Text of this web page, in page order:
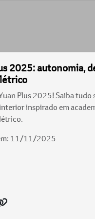
2025: autonomia,
Plus 2025! Saiba
inspirado em
11/11/2025